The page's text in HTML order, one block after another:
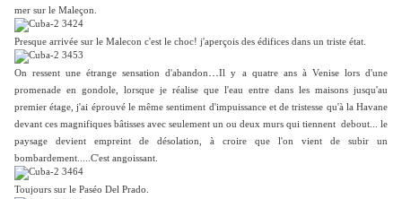
mer sur le Maleçon.
Presque arrivée sur le Malecon c'est le choc! j'aperçois des édifices dans un triste état.
On ressent une étrange sensation d'abandon ...Il y a quatre ans à Venise lors d'une
promenade en gondole, lorsque je réalise que l'eau entre dans les maisons jusqu'au
premier étage, j'ai éprouvé le même sentiment d'impuissance et de tristesse qu'à la Havane
devant ces magnifiques bâtisses avec seulement un ou deux murs qui tiennent debout... le
paysage devient empreint de désolation, à croire que l'on vient de subir un
bombardement..... C'est angoissant
Toujours sur le Paséo Del Prado.